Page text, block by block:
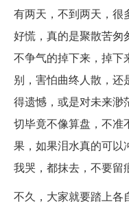
有两天，不到两天，很
好慌，真的是聚散苦匆
不争气的掉下来，掉下
别，害怕曲终人散，
得遗憾，或是对未来渺
切毕竟不像算盘，不准
果，如果泪水真的可以
我哭，都抹去，不要留
不久，大家就要踏上各